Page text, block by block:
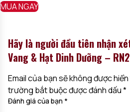
MUA NGAY
Hãy là người đầu tiên nhận
Vang & Hạt Dinh Dưỡng –
Email của bạn sẽ không được
trường bắt buộc được đánh dấu*
Đánh giá của bạn *